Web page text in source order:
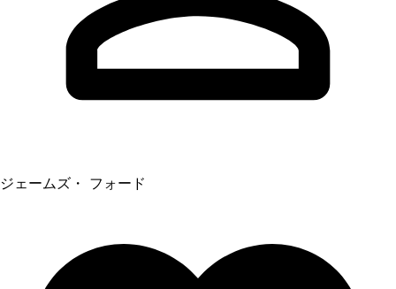
ジェームズ・ フォード